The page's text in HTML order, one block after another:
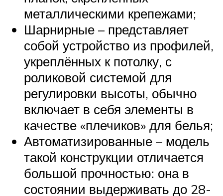
металлическими крепежами;
Шарнирные – представляет
собой устройство из профилей,
укреплённых к потолку, с
роликовой системой для
регулировки высоты, обычно
включает в себя элементы в
качестве «плечиков» для белья;
Автоматизированные – модель
такой конструкции отличается
большой прочностью: она в
состоянии выдерживать до 28-